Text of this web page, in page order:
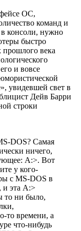
ОС,
команд и
консоли, нужно
быстро
прошлого века
и вовсе
увидевшей свет в
Дейв Барри
строки
DOS? Самая
ничего,
A:>. Вот
у кого-
с MS-DOS в
и эта A:>
то ни было,
то времени, а
что-нибудь